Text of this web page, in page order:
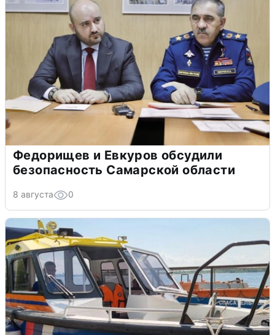
Федорищев и Евкуров обсудили
безопасность Самарской области
8 августа 0